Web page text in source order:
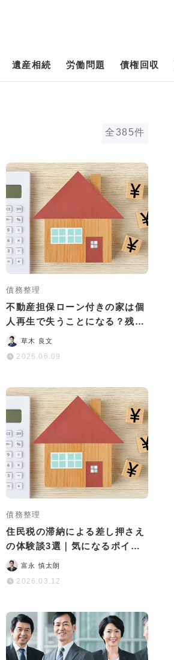
遺産相続 労働問題 債権回収
全385件
債務整理
不動産担保ローン付きの家は個
人再生で失うことになる？残す
ための選択肢は？
草木 良文
2026.06.09
債務整理
住民税の滞納による差し押さえ
の体験談3選｜気になるポイン
トや差し押さえの流れなど
富永 慎太朗
2026.03.12